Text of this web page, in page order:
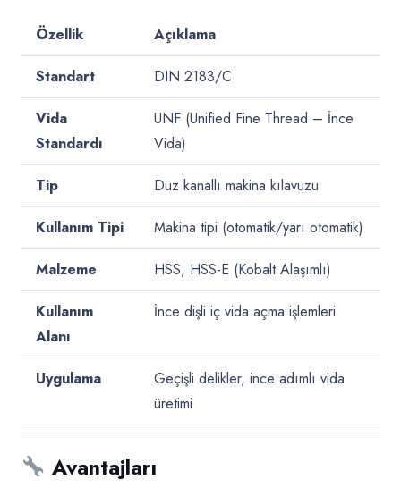
Özellik Açıklama
Standart DIN 2183/C
Vida
Standardı
UNF (Unified Fine Thread – İnce
Vida)
Tip Düz kanallı makina kılavuzu
Kullanım Tipi Makina tipi (otomatik/yarı otomatik)
Malzeme HSS, HSS-E (Kobalt Alaşımlı)
Kullanım
Alanı
İnce dişli iç vida açma işlemleri
Uygulama
Geçişli delikler, ince adımlı vida
üretimi
Avantajları